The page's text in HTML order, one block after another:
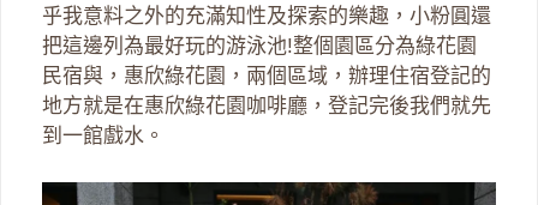
乎我意料之外的充滿知性及探索的樂趣，小粉圓還
把這邊列為最好玩的游泳池!整個園區分為綠花園
民宿與，惠欣綠花園，兩個區域，辦理住宿登記的
地方就是在惠欣綠花園咖啡廳，登記完後我們就先
到一館戲水。